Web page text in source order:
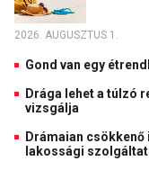
2026. AUGUSZTUS 1.
Gond van egy
Drága lehet a túlzó
vizsgálja
Drámaian
lakossági